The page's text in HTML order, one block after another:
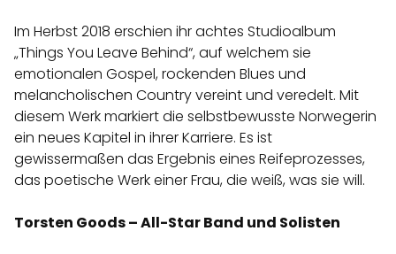
Im Herbst 2018 erschien ihr achtes Studioalbum
„Things You Leave Behind“, auf welchem sie
emotionalen Gospel, rockenden Blues und
melancholischen Country vereint und veredelt. Mit
diesem Werk markiert die selbstbewusste Norwegerin
ein neues Kapitel in ihrer Karriere. Es ist
gewissermaßen das Ergebnis eines Reifeprozesses,
das poetische Werk einer Frau, die weiß, was sie will.
Torsten Goods – All-Star Band und Solisten